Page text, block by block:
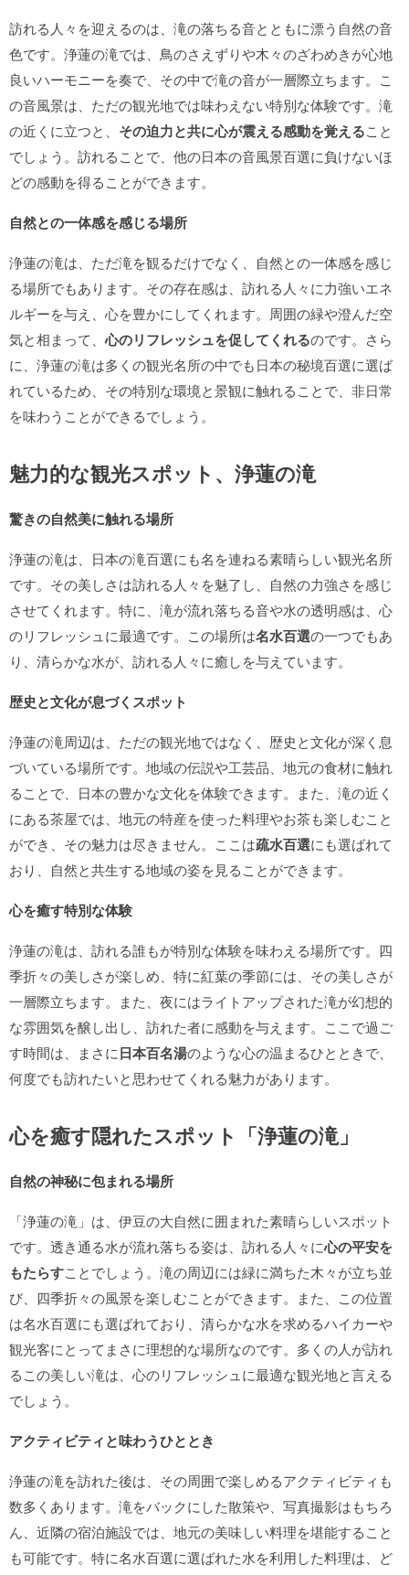
訪れる人々を迎えるのは、滝の落ちる音とともに漂う自然の音
色です。浄蓮の滝では、鳥のさえずりや木々のざわめきが心地
良いハーモニーを奏で、その中で滝の音が一層際立ちます。こ
の音風景は、ただの観光地では味わえない特別な体験です。滝
の近くに立つと、 その迫力と共に心が震える感動を覚えること
でしょう。訪れることで、他の日本の音風景百選に負けないほ
どの感動を得ることができます。
自然との一体感を感じる場所
浄蓮の滝は、ただ滝を観るだけでなく、自然との一体感を感じ
る場所でもあります。その存在感は、訪れる人々に力強いエネ
ルギーを与え、心を豊かにしてくれます。周囲の緑や澄んだ空
気と相まって、心のリフレッシュを促してくれるのです。さら
に、浄蓮の滝は多くの観光名所の中でも日本の秘境百選に選ば
れているため、その特別な環境と景観に触れることで、非日常
を味わうことができるでしょう。
魅力的な観光スポット、浄蓮の滝
驚きの自然美に触れる場所
浄蓮の滝は、日本の滝百選にも名を連ねる素晴らしい観光名所
です。その美しさは訪れる人々を魅了し、自然の力強さを感じ
させてくれます。特に、滝が流れ落ちる音や水の透明感は、心
のリフレッシュに最適です。この場所は名水百選の一つでもあ
り、清らかな水が、訪れる人々に癒しを与えています。
歴史と文化が息づくスポット
浄蓮の滝周辺は、ただの観光地ではなく、歴史と文化が深く息
づいている場所です。地域の伝説や工芸品、地元の食材に触れ
ることで、日本の豊かな文化を体験できます。また、滝の近く
にある茶屋では、地元の特産を使った料理やお茶も楽しむこと
ができ、その魅力は尽きません。ここは疏水百選にも選ばれて
おり、自然と共生する地域の姿を見ることができます。
心を癒す特別な体験
浄蓮の滝は、訪れる誰もが特別な体験を味わえる場所です。四
季折々の美しさが楽しめ、特に紅葉の季節には、その美しさが
一層際立ちます。また、夜にはライトアップされた滝が幻想的
な雰囲気を醸し出し、訪れた者に感動を与えます。ここで過ご
す時間は、まさに日本百名湯のような心の温まるひとときで、
何度でも訪れたいと思わせてくれる魅力があります。
心を癒す隠れたスポット「浄蓮の滝」
自然の神秘に包まれる場所
「浄蓮の滝」は、伊豆の大自然に囲まれた素晴らしいスポット
です。透き通る水が流れ落ちる姿は、訪れる人々に心の平安を
もたらすことでしょう。滝の周辺には緑に満ちた木々が立ち並
び、四季折々の風景を楽しむことができます。また、この位置
は名水百選にも選ばれており、清らかな水を求めるハイカーや
観光客にとってまさに理想的な場所なのです。多くの人が訪れ
るこの美しい滝は、心のリフレッシュに最適な観光地と言える
でしょう。
アクティビティと味わうひととき
浄蓮の滝を訪れた後は、その周囲で楽しめるアクティビティも
数多くあります。滝をバックにした散策や、写真撮影はもちろ
ん、近隣の宿泊施設では、地元の美味しい料理を堪能すること
も可能です。特に名水百選に選ばれた水を利用した料理は、ど